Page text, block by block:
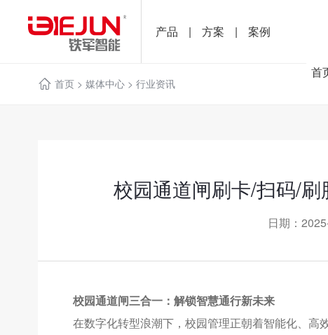
产品 | 方案 | 案例
首
首页> 媒体中心> 行业资讯
校园通道闸刷卡/扫码/
日期：
校园通道闸三合一：解锁智慧通行新未来
在数字化转型浪潮下，校园管理正朝着智能化、